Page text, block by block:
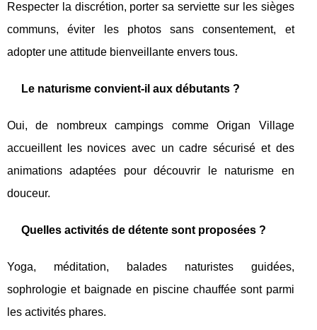
Respecter la discrétion, porter sa serviette sur les sièges
communs, éviter les photos sans consentement, et
adopter une attitude bienveillante envers tous.
Le naturisme convient-il aux débutants ?
Oui, de nombreux campings comme Origan Village
accueillent les novices avec un cadre sécurisé et des
animations adaptées pour découvrir le naturisme en
douceur.
Quelles activités de détente sont proposées ?
Yoga, méditation, balades naturistes guidées,
sophrologie et baignade en piscine chauffée sont parmi
les activités phares.